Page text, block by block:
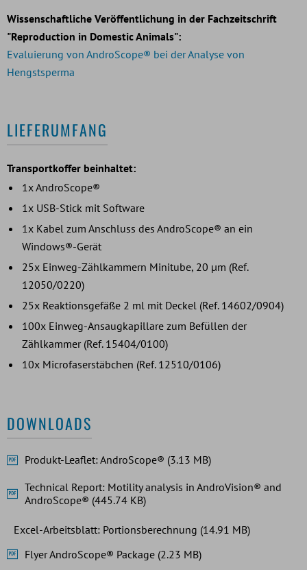
Wissenschaftliche Veröffentlichung in der Fachzeitschrift
"Reproduction in Domestic Animals":
Evaluierung von AndroScope® bei der Analyse von
Hengstsperma
LIEFERUMFANG
Transportkoffer beinhaltet:
1x AndroScope®
1x USB-Stick mit Software
1x Kabel zum Anschluss des AndroScope® an ein
Windows®-Gerät
25x Einweg-Zählkammern Minitube, 20 µm (Ref.
12050/0220)
25x Reaktionsgefäße 2 ml mit Deckel (Ref. 14602/0904)
100x Einweg-Ansaugkapillare zum Befüllen der
Zählkammer (Ref. 15404/0100)
10x Microfaserstäbchen (Ref. 12510/0106)
DOWNLOADS
Produkt-Leaflet: AndroScope® (3.13 MB)
Technical Report: Motility analysis in AndroVision® and
AndroScope® (445.74 KB)
Excel-Arbeitsblatt: Portionsberechnung (14.91 MB)
Flyer AndroScope® Package (2.23 MB)